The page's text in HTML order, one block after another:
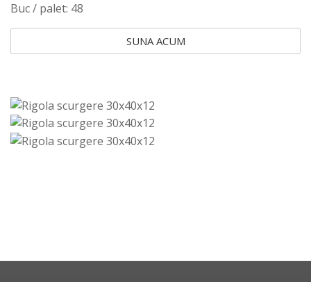
Buc / palet: 48
SUNA ACUM